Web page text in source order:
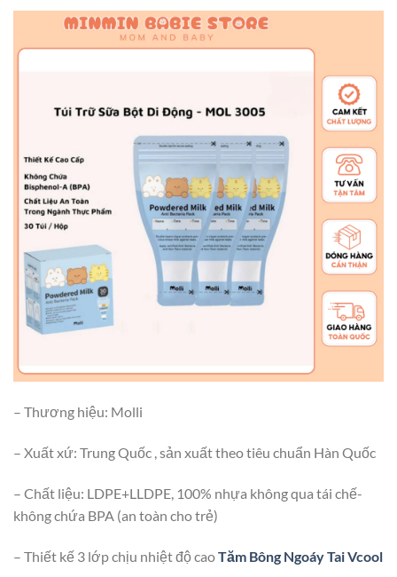
– Thương hiệu: Molli
– Xuất xứ: Trung Quốc , sản xuất theo tiêu chuẩn Hàn Quốc
– Chất liệu: LDPE+LLDPE, 100% nhựa không qua tái chế-
không chứa BPA (an toàn cho trẻ)
– Thiết kế 3 lớp chịu nhiệt độ caoTăm Bông Ngoáy Tai Vcool